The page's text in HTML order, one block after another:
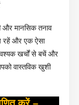
मानसिक तनाव
रहें और एक ऐसा
खर्चों से बचें और
वास्तविक खुशी